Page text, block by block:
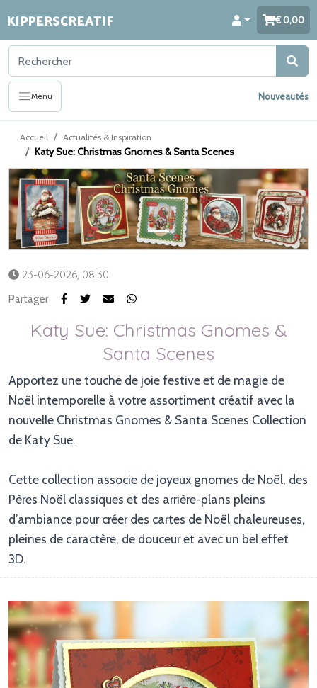
KIPPERSCREATIF 0,00
Menu Nouveautés
Accueil Actualités & Inspiration
Katy Sue: Christmas Gnomes & Santa Scenes
23-06-2026, 08:30
Partager
Katy Sue: Christmas Gnomes &
Santa Scenes
Apportez une touche de joie festive et de magie de
Noël intemporelle à votre assortiment créatif avec la
nouvelle Christmas Gnomes & Santa Scenes Collection
de Katy Sue.
Cette collection associe de joyeux gnomes de Noël, des
Pères Noël classiques et des arrière-plans pleins
d’ambiance pour créer des cartes de Noël chaleureuses,
pleines de caractère, de douceur et avec un bel effet
3D.